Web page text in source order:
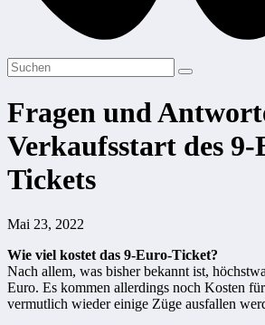
Fragen und
Verkaufsstart des 9-
Tickets
Mai 23, 2022
Wie viel kostet das 9-Euro-Ticket?
Nach allem, was bisher bekannt ist,
Euro. Es kommen allerdings noch Kosten
vermutlich wieder einige Züge ausfallen